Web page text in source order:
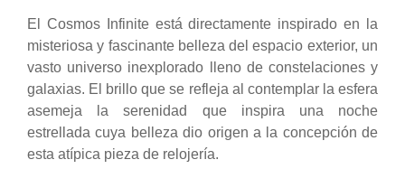
El Cosmos Infinite está directamente inspirado en la
misteriosa y fascinante belleza del espacio exterior, un
vasto universo inexplorado lleno de constelaciones y
galaxias. El brillo que se refleja al contemplar la esfera
asemeja la serenidad que inspira una noche
estrellada cuya belleza dio origen a la concepción de
esta atípica pieza de relojería.